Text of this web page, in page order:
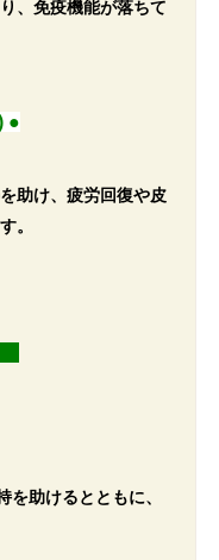
、免疫機能が落ちて
●
助け、疲労回復や皮
。
を助けるとともに、